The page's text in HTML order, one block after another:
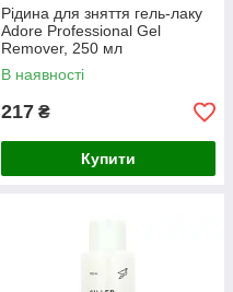
Рідина для зняття гель-лаку
Adore Professional Gel
Remover, 250 мл
В наявності
217 ₴
Купити